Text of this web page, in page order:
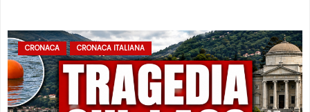
CRONACA CRONACA ITALIANA